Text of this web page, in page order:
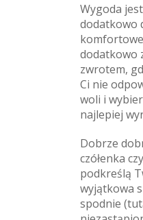
Wygoda
dodatkowo
dodatkowo
zwrotem,
Ci nie
woli i
najlepiej
Dobrze
czółenka czy
podkreślą
wyjątkowa
spodnie